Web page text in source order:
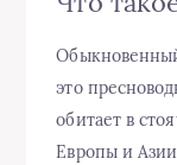
это
обитает в
Европы и